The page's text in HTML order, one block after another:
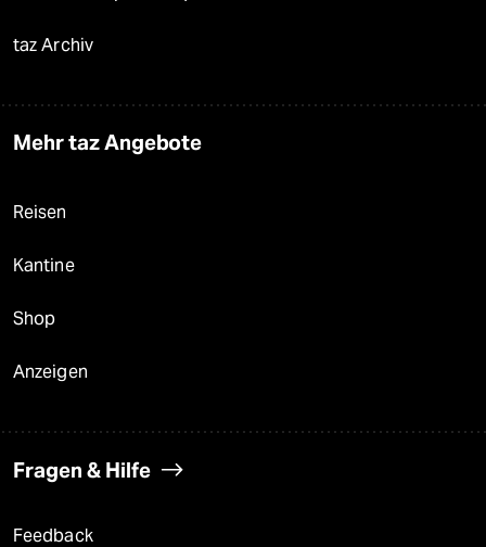
taz Archiv
Mehr taz Angebote
Reisen
Kantine
Shop
Anzeigen
Fragen & Hilfe
Feedback